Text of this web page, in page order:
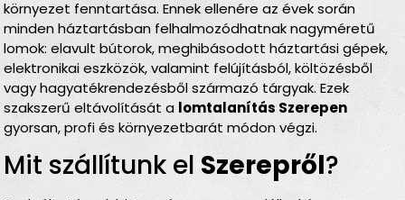
környezet fenntartása. Ennek ellenére az évek során
minden háztartásban felhalmozódhatnak nagyméretű
lomok: elavult bútorok, meghibásodott háztartási gépek,
elektronikai eszközök, valamint felújításból, költözésből
vagy hagyatékrendezésből származó tárgyak. Ezek
szakszerű eltávolítását a lomtalanítás Szerepen
gyorsan, profi és környezetbarát módon végzi.
Mit szállítunk el Szerepről?